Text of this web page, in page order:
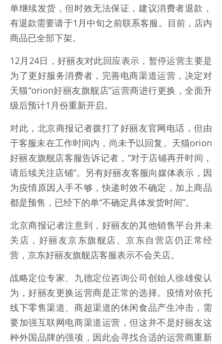
单继续发货，但时效无法保证，建议消费者退款，
有退款需要请于1月中旬之前联系客服。目前，店内
商品已全部下架。
12月24日，好丽友对此回应表示，暂停运营主要是
为了更好服务消费者，完善电商渠道运营，决定对
天猫“orion好丽友旗舰店”运营商进行更换，全面升
级后预计1月份重新开启。
对此，北京商报记者拨打了好丽友官网电话，但由
于客服未在工作时间内，尚未予以回复。天猫orion
好丽友旗舰店客服告诉记者，“对于店铺再开时间，
请后续关注店铺”。另有好丽友客服向媒体表示，因
为疫情原因人手不够，快递时效不确定，加上商品
都是预售，已经下的单“不确定具体发货时间”。
北京商报记者注意到，好丽友的其他销售平台并未
关店，好丽友京东旗舰店、京东自营店仍正常经
营，京东好丽友旗舰店客服表示不会关店。
战略定位专家、九德定位咨询公司创始人徐雄俊认
为，好丽友更换运营商是正常的选择。疫情对依托
线下零售渠道、商超渠道的休闲食品产生冲击，需
要加强互联网电商渠道运营，但这并不是好丽友这
种外国品牌的强项，因此会寻找合适的运营商重新